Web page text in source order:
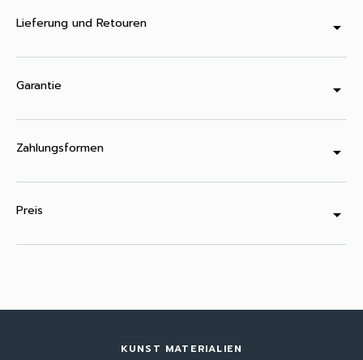
Lieferung und Retouren arrow_drop_down
Garantie arrow_drop_down
Zahlungsformen arrow_drop_down
Preis arrow_drop_down
KUNST MATERIALIEN